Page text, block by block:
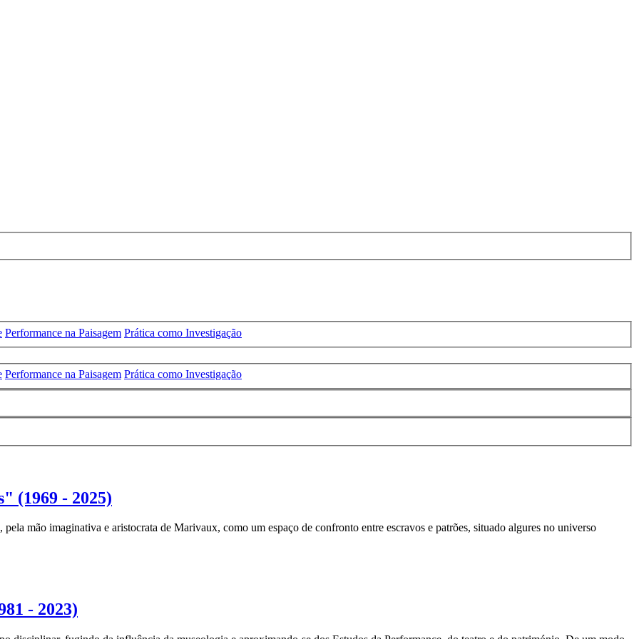
Performance na Paisagem Prática como Investigação
Performance na Paisagem Prática como Investigação
(1969 - 2025)
mão imaginativa e aristocrata de Marivaux, como um espaço de confronto entre escravos e patrões, situado algures no universo
- 2023)